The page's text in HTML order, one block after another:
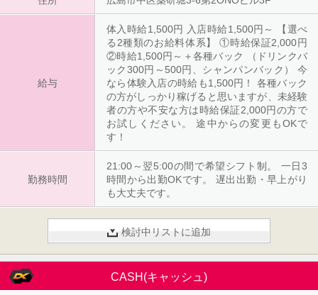
給与
体入時給1,500円 入店時給1,500円～ 【選べ
る2種類のお給料体系】 ①時給保証2,000円
②時給1,500円～＋各種バック （ドリンクバ
ック300円～500円、シャンパンバック） 今
なら体験入店の時給も1,500円！ 各種バック
の方がしっかり稼げると思いますが、未経験
者の方や不安な方は時給保証2,000円の方で
お試しください。 途中からの変更もOKで
す！
勤務時間
21:00～翌5:00の間で希望シフト制。 一日3
時間から出勤OKです。 遅出出勤・早上がり
も大丈夫です。
検討中リストに追加
CASH(キャッシュ)